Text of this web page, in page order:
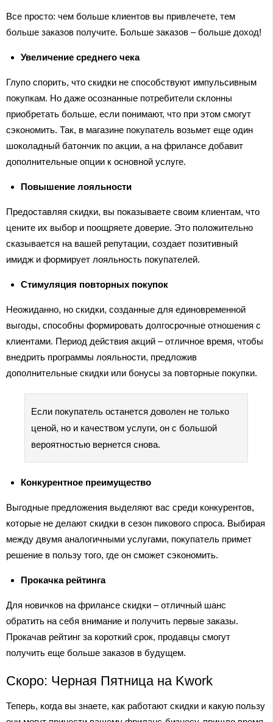
Все просто: чем больше клиентов вы привлечете, тем
больше заказов получите. Больше заказов – больше доход!
Увеличение среднего чека
Глупо спорить, что скидки не способствуют импульсивным
покупкам. Но даже осознанные потребители склонны
приобретать больше, если понимают, что при этом смогут
сэкономить. Так, в магазине покупатель возьмет еще один
шоколадный батончик по акции, а на фрилансе добавит
дополнительные опции к основной услуге.
Повышение лояльности
Предоставляя скидки, вы показываете своим клиентам, что
цените их выбор и поощряете доверие. Это положительно
сказывается на вашей репутации, создает позитивный
имидж и формирует лояльность покупателей.
Стимуляция повторных покупок
Неожиданно, но скидки, созданные для единовременной
выгоды, способны формировать долгосрочные отношения с
клиентами. Период действия акций – отличное время, чтобы
внедрить программы лояльности, предложив
дополнительные скидки или бонусы за повторные покупки.
Если покупатель останется доволен не только
ценой, но и качеством услуги, он с большой
вероятностью вернется снова.
Конкурентное преимущество
Выгодные предложения выделяют вас среди конкурентов,
которые не делают скидки в сезон пикового спроса. Выбирая
между двумя аналогичными услугами, покупатель примет
решение в пользу того, где он сможет сэкономить.
Прокачка рейтинга
Для новичков на фрилансе скидки – отличный шанс
обратить на себя внимание и получить первые заказы.
Прокачав рейтинг за короткий срок, продавцы смогут
получить еще больше заказов в будущем.
Скоро: Черная Пятница на Kwork
Теперь, когда вы знаете, как работают скидки и какую пользу